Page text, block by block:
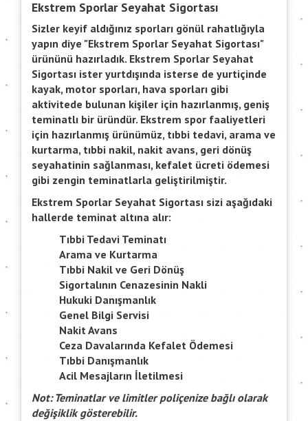
Ekstrem Sporlar Seyahat Sigortası
Sizler keyif aldığınız sporları gönül rahatlığıyla
yapın diye "Ekstrem Sporlar Seyahat Sigortası"
ürününü hazırladık. Ekstrem Sporlar Seyahat
Sigortası ister yurtdışında isterse de yurtiçinde
kayak, motor sporları, hava sporları gibi
aktivitede bulunan kişiler için hazırlanmış, geniş
teminatlı bir üründür. Ekstrem spor faaliyetleri
için hazırlanmış ürünümüz, tıbbi tedavi, arama ve
kurtarma, tıbbi nakil, nakit avans, geri dönüş
seyahatinin sağlanması, kefalet ücreti ödemesi
gibi zengin teminatlarla geliştirilmiştir.
Ekstrem Sporlar Seyahat Sigortası sizi aşağıdaki
hallerde teminat altına alır:
Tıbbi Tedavi Teminatı
Arama ve Kurtarma
Tıbbi Nakil ve Geri Dönüş
Sigortalının Cenazesinin Nakli
Hukuki Danışmanlık
Genel Bilgi Servisi
Nakit Avans
Ceza Davalarında Kefalet Ödemesi
Tıbbi Danışmanlık
Acil Mesajların İletilmesi
Not: Teminatlar ve limitler poliçenize bağlı olarak
değişiklik gösterebilir.